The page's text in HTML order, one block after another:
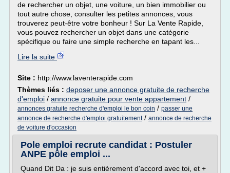
de rechercher un objet, une voiture, un bien immobilier ou
tout autre chose, consulter les petites annonces, vous
trouverez peut-être votre bonheur ! Sur La Vente Rapide,
vous pouvez rechercher un objet dans une catégorie
spécifique ou faire une simple recherche en tapant les...
Lire la suite
Site : http://www.laventerapide.com
Thèmes liés : deposer une annonce gratuite de recherche
d'emploi / annonce gratuite pour vente appartement /
annonces gratuite recherche d'emploi le bon coin / passer une
annonce de recherche d'emploi gratuitement/ annonce de recherche
de voiture d'occasion
Pole emploi recrute candidat : Postuler
ANPE pôle emploi ...
Quand Dit Da : je suis entièrement d'accord avec toi, et +